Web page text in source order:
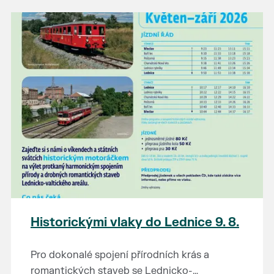
Prodejce prosíme tradičně o příchod 30
minut před začátkem, aby si vše na
prodejních místech stihli přichystat. Pokud
plánujete přijít a chcete rezervovat prodejní
místo, potvrďte prosím účast přes email
petr.vlasak@breclav.eu nebo zde v události,
ať víme, s kolika lidmi máme počítat. Počet
prodejních míst je omezen.
Těšíme se jako vždy!
Historickými vlaky do Lednice 9. 8.
Pro dokonalé spojení přírodních krás a
romantických staveb se Lednicko-